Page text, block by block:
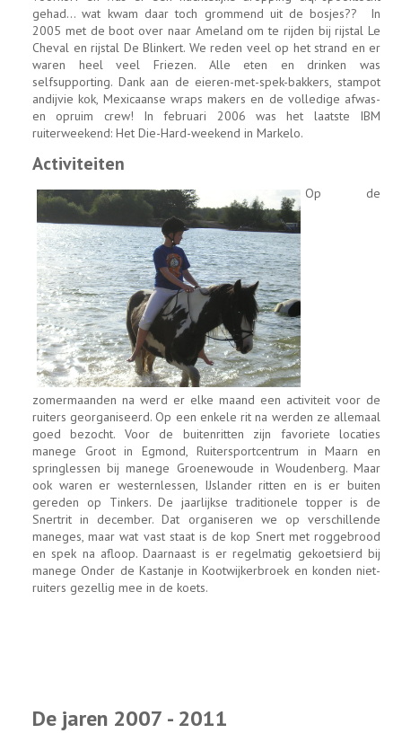
gehad... wat kwam daar toch grommend uit de bosjes?? In
2005 met de boot over naar Ameland om te rijden bij rijstal Le
Cheval en rijstal De Blinkert. We reden veel op het strand en er
waren heel veel Friezen. Alle eten en drinken was
selfsupporting. Dank aan de eieren-met-spek-bakkers, stampot
andijvie kok, Mexicaanse wraps makers en de volledige afwas-
en opruim crew! In februari 2006 was het laatste IBM
ruiterweekend: Het Die-Hard-weekend in Markelo.
Activiteiten
Op de
zomermaanden na werd er elke maand een activiteit voor de
ruiters georganiseerd. Op een enkele rit na werden ze allemaal
goed bezocht. Voor de buitenritten zijn favoriete locaties
manege Groot in Egmond, Ruitersportcentrum in Maarn en
springlessen bij manege Groenewoude in Woudenberg. Maar
ook waren er westernlessen, IJslander ritten en is er buiten
gereden op Tinkers. De jaarlijkse traditionele topper is de
Snertrit in december. Dat organiseren we op verschillende
maneges, maar wat vast staat is de kop Snert met roggebrood
en spek na afloop. Daarnaast is er regelmatig gekoetsierd bij
manege Onder de Kastanje in Kootwijkerbroek en konden niet-
ruiters gezellig mee in de koets.
De jaren 2007 - 2011